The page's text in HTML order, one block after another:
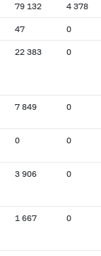
79 132 4 378
47 0
22 383 0
7 849 0
0 0
3 906 0
1 667 0